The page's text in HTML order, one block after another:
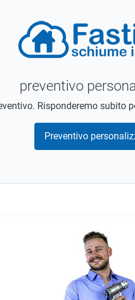
preventivo
Risponderemo subito
Preventivo